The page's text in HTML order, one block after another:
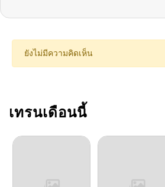
ยังไม่มีความคิดเห็น
เทรนเดือนนี้